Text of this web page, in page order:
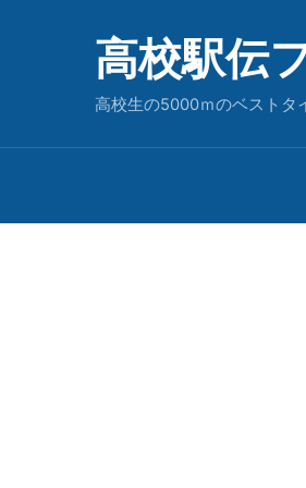
高校駅伝
高校生の5000ｍのベストタ